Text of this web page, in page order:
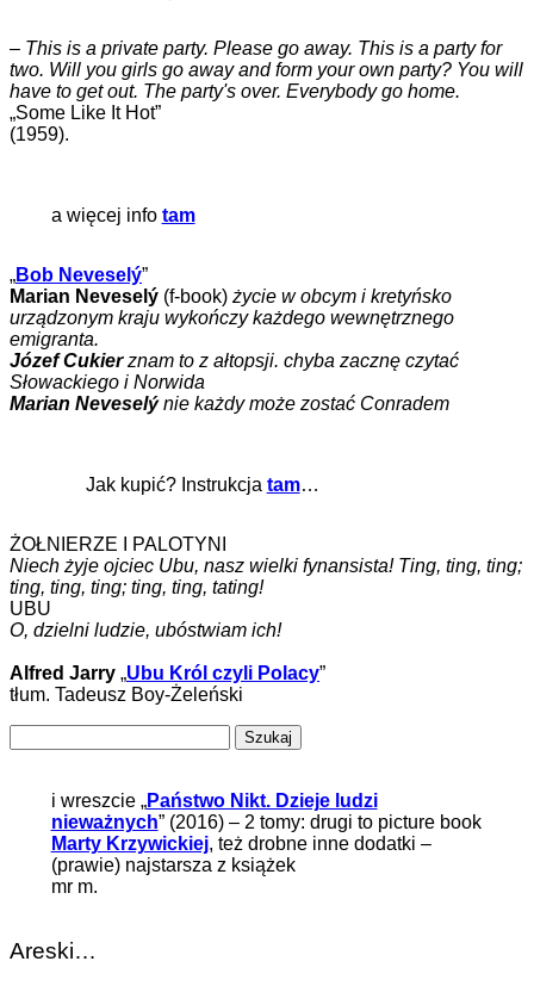
– This is a private party. Please go away. This is a party for
two. Will you girls go away and form your own party? You will
have to get out. The party's over. Everybody go home.
„Some Like It Hot”
(1959).
a więcej info tam
„Bob Neveselý”
Marian Neveselý (f-book) życie w obcym i kretyńsko
urządzonym kraju wykończy każdego wewnętrznego
emigranta.
Józef Cukierznam to z ałtopsji. chyba zacznę czytać
Słowackiego i Norwida
Marian Neveselýnie każdy może zostać Conradem
Jak kupić? Instrukcja tam…
ŻOŁNIERZE I PALOTYNI
Niech żyje ojciec Ubu, nasz wielki fynansista! Ting, ting, ting;
ting, ting, ting; ting, ting, tating!
UBU
O, dzielni ludzie, ubóstwiam ich!
Alfred Jarry „Ubu Król czyli Polacy”
tłum. Tadeusz Boy-Żeleński
i wreszcie „Państwo Nikt. Dzieje ludzi
nieważnych” (2016) – 2 tomy: drugi to picture book
Marty Krzywickiej, też drobne inne dodatki –
(prawie) najstarsza z książek
mr m.
Areski…